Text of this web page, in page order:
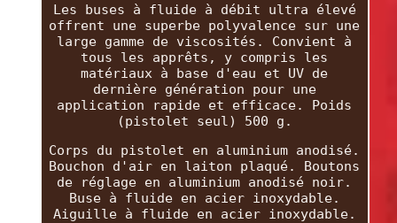
Les buses à fluide à débit ultra élevé
offrent une superbe polyvalence sur une
large gamme de viscosités. Convient à
tous les apprêts, y compris les
matériaux à base d'eau et UV de
dernière génération pour une
application rapide et efficace. Poids
(pistolet seul) 500 g.
Corps du pistolet en aluminium anodisé.
Bouchon d'air en laiton plaqué. Boutons
de réglage en aluminium anodisé noir.
Buse à fluide en acier inoxydable.
Aiguille à fluide en acier inoxydable.